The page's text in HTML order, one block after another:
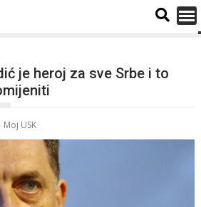
je heroj za sve Srbe i to
Moj USK